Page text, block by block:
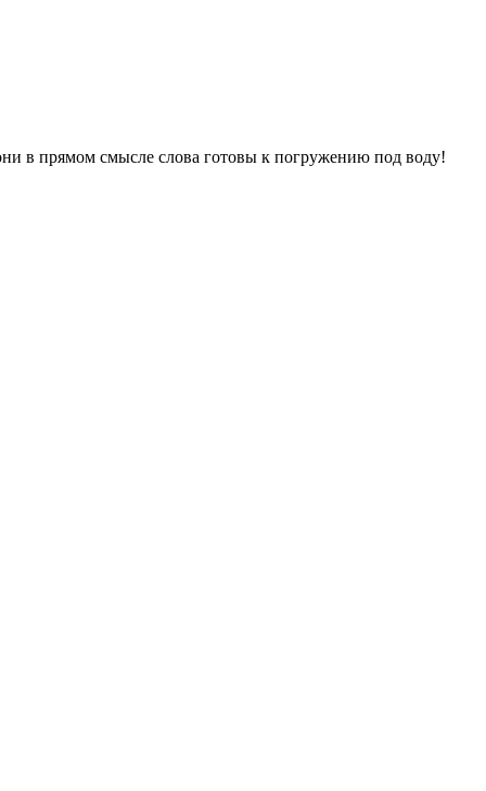
в прямом смысле слова готовы к погружению под воду!